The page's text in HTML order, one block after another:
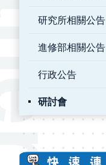
研究所相關公告
進修部相關公告
行政公告
研討會